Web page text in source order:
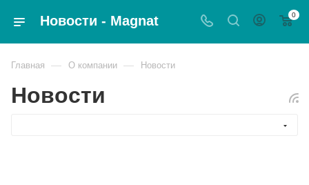
Новости - Magnat 0
Главная — О компании — Новости
Новости